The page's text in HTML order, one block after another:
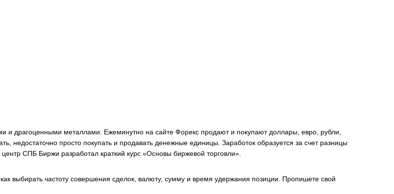
и драгоценными металлами. Ежеминутно на сайте Форекс продают и покупают доллары, евро, рубли,
недостаточно просто покупать и продавать денежные единицы. Заработок образуется за счет разницы
СПБ Биржи разработал краткий курс «Основы биржевой торговли».
выбирать частоту совершения сделок, валюту, сумму и время удержания позиции. Пропишете свой